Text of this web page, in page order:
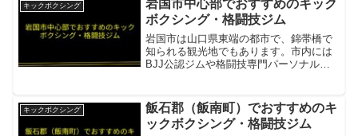
格的な競技指導...
キックボクシング
岩国市中心部でおすすめのキック
ボクシング・格闘技ジム
岩国市は山口県東端の都市で、錦帯橋で
知られる観光地でもあります。市内には
BJJ公認ジムや格闘技専門パーソナルジ
LEOS JIU JITSU ACADEMY2020年12
月...
キックボクシング
飯石郡（飯南町）でおすすめのキ
ックボクシング・格闘技ジム